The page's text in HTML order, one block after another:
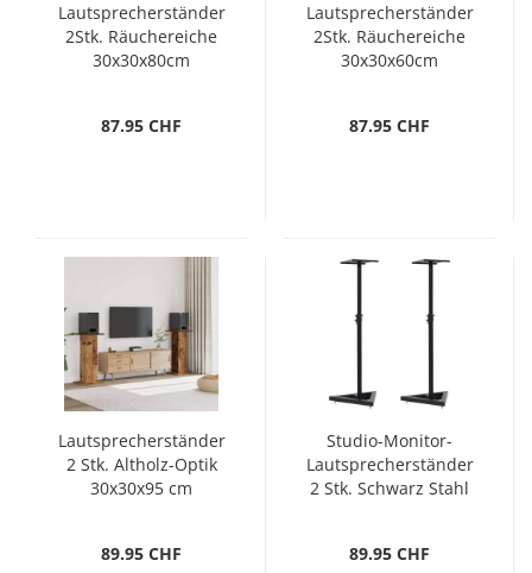
Lautsprecherständer
2Stk. Räuchereiche
30x30x80cm
87.95 CHF
Lautsprecherständer
2Stk. Räuchereiche
30x30x60cm
87.95 CHF
Lautsprecherständer
2 Stk. Altholz-Optik
30x30x95 cm
89.95 CHF
Studio-Monitor-
Lautsprecherständer
2 Stk. Schwarz Stahl
89.95 CHF